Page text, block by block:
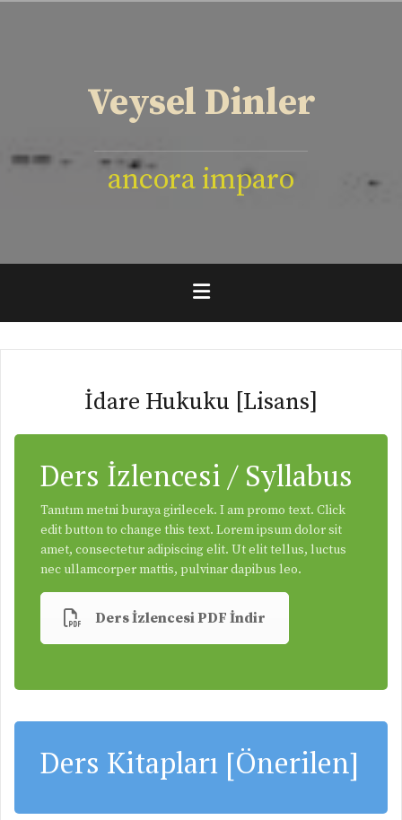
Veysel Dinler
ancora imparo
İdare Hukuku [Lisans]
Ders İzlencesi / Syllabus
Tanıtım metni buraya girilecek. I am promo text. Click
edit button to change this text. Lorem ipsum dolor sit
amet, consectetur adipiscing elit. Ut elit tellus, luctus
nec ullamcorper mattis, pulvinar dapibus leo.
Ders İzlencesi PDF İndir
Ders Kitapları [Önerilen]